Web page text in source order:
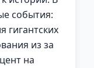
события:
гигантских
из за
на